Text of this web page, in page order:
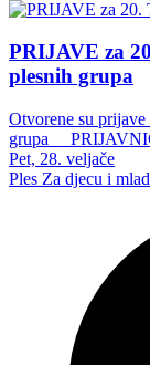
PRIJAVE za
plesnih grupa
Otvorene su prijave
grupa
Pet, 28. veljače
Ples Za djecu i